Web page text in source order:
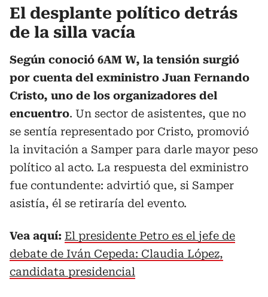
El desplante político detrás
de la silla vacía
Según conoció 6AM W, la tensión surgió
por cuenta del exministro Juan Fernando
Cristo, uno de los organizadores del
encuentro. Un sector de asistentes, que no
se sentía representado por Cristo, promovió
la invitación a Samper para darle mayor peso
político al acto. La respuesta del exministro
fue contundente: advirtió que, si Samper
asistía, él se retiraría del evento.
Vea aquí: El presidente Petro es el jefe de
debate de Iván Cepeda: Claudia López,
candidata presidencial